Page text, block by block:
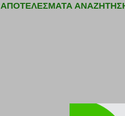
ΑΠΟΤΕΛΕΣΜΑΤΑ